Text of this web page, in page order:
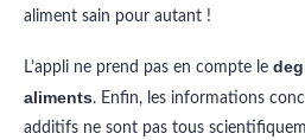
aliment sain pour autant !
L’appli ne prend pas en compte le
aliments. Enfin, les informations
additifs ne sont pas tous